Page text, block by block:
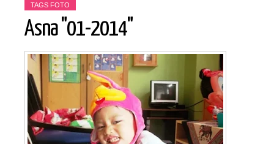
TAGS FOTO
Asna "01-2014"